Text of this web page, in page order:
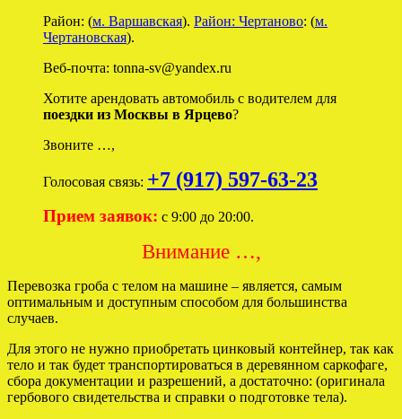
Район: (м. Варшавская). Район: Чертаново: (м.
Чертановская).
Веб-почта: tonna-sv@yandex.ru
Хотите арендовать автомобиль с водителем для
поездки из Москвы в Ярцево?
Звоните …,
Голосовая связь: +7 (917) 597-63-23
Прием заявок: с 9:00 до 20:00.
Внимание …,
Перевозка гроба с телом на машине – является, самым
оптимальным и доступным способом для большинства
случаев.
Для этого не нужно приобретать цинковый контейнер, так как
тело и так будет транспортироваться в деревянном саркофаге,
сбора документации и разрешений, а достаточно: (оригинала
гербового свидетельства и справки о подготовке тела).